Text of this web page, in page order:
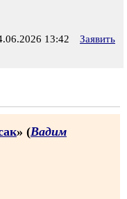
13:42
Заявить
» (Вадим